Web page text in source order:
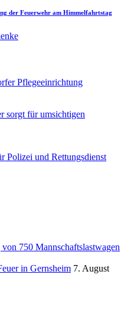
der Feuerwehr am Himmelfahrtstag
Pflegeeinrichtung
sorgt für umsichtigen
Polizei und Rettungsdienst
750 Mannschaftslastwagen
in Gernsheim 7. August